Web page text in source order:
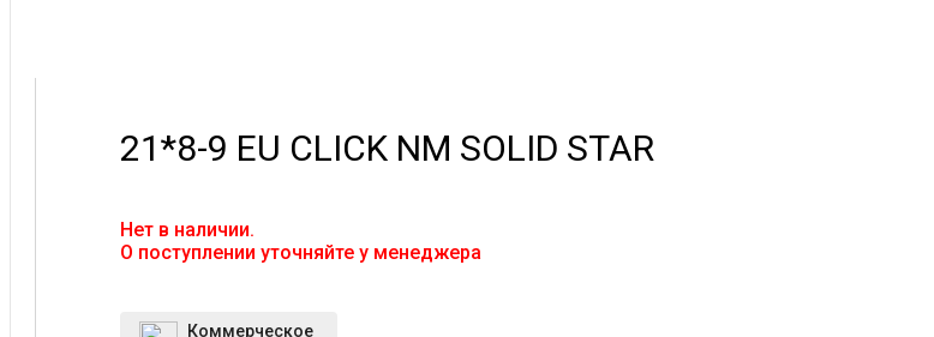
21*8-9 EU CLICK NM SOLID STAR
Нет в наличии.
O поступлении уточняйте у менеджера
Коммерческое